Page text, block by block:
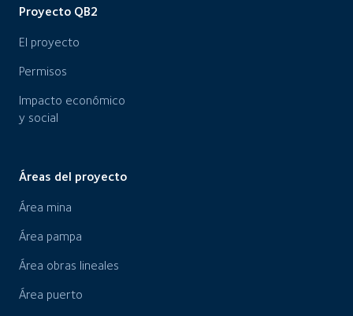
Proyecto QB2
El proyecto
Permisos
Impacto económico
y social
Áreas del proyecto
Área mina
Área pampa
Área obras lineales
Área puerto